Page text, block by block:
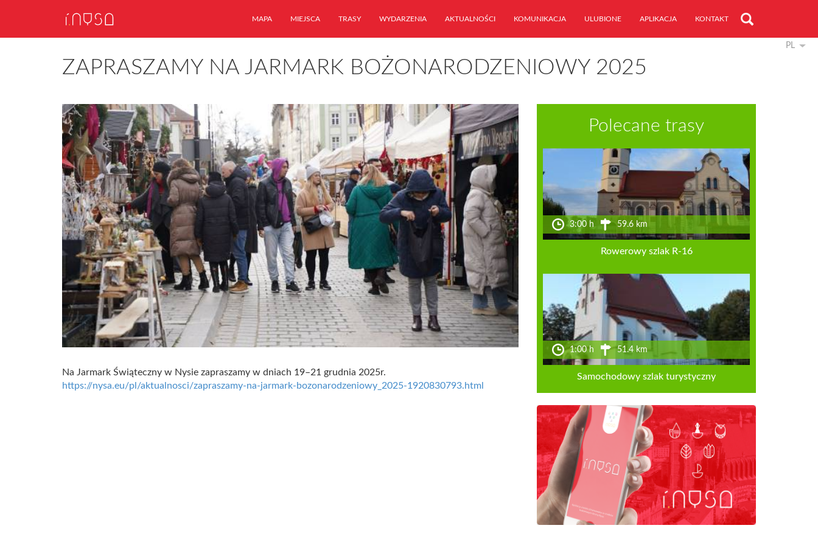
MAPA MIEJSCA TRASY WYDARZENIA AKTUALNOŚCI KOMUNIKACJA ULUBIONE APLIKACJA KONTAKT
PL
ZAPRASZAMY NA JARMARK BOŻONARODZENIOWY 2025
Na Jarmark Świąteczny w Nysie zapraszamy w dniach 19–21 grudnia 2025r.
https://nysa.eu/pl/aktualnosci/zapraszamy-na-jarmark-bozonarodzeniowy_2025-1920830793.html
Polecane trasy
3:00 h 59.6 km
Rowerowy szlak R-16
1:00 h 51.4 km
Samochodowy szlak turystyczny